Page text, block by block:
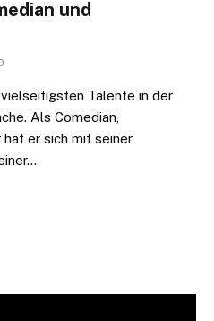
und
Talente in der
Als Comedian,
hat er sich mit seiner